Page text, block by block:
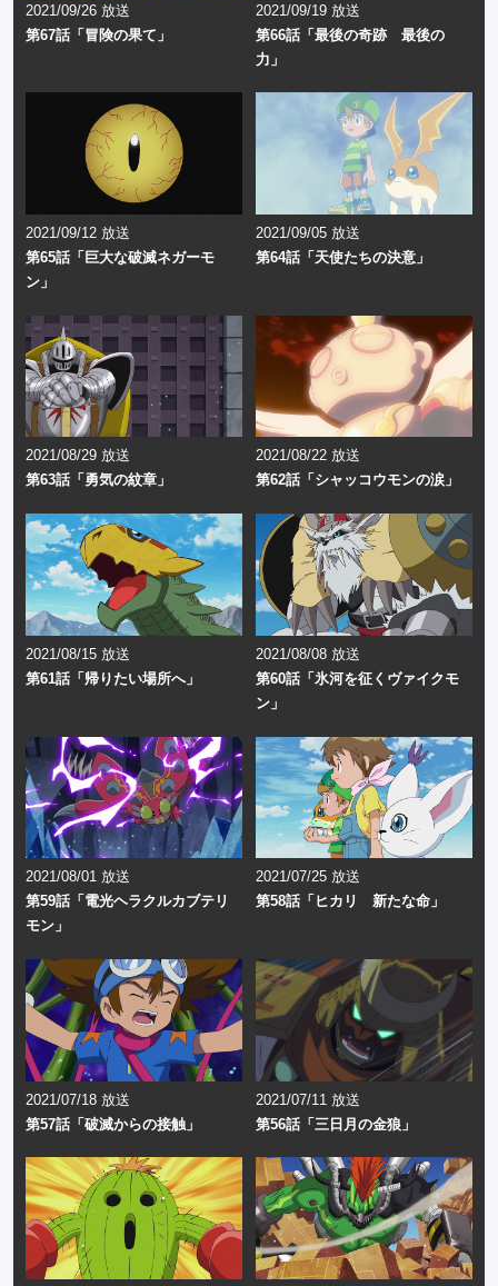
2021/09/26 放送
第67話「冒険の果て」
2021/09/19 放送
第66話「最後の奇跡 最後の
力」
2021/09/12 放送
第65話「巨大な破滅ネガーモ
ン」
2021/09/05 放送
第64話「天使たちの決意」
2021/08/29 放送
第63話「勇気の紋章」
2021/08/22 放送
第62話「シャッコウモンの涙」
2021/08/15 放送
第61話「帰りたい場所へ」
2021/08/08 放送
第60話「氷河を征くヴァイクモ
ン」
2021/08/01 放送
第59話「電光ヘラクルカブテリ
モン」
2021/07/25 放送
第58話「ヒカリ 新たな命」
2021/07/18 放送
第57話「破滅からの接触」
2021/07/11 放送
第56話「三日月の金狼」